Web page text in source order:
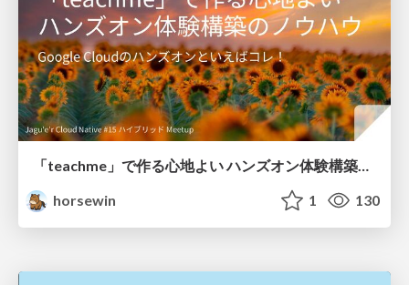
「teachme」で作る心地よい ハンズオン体験構築のノウハウ ~ Google Cloudのハンズオンといえばコレ！~
horsewin
1 130